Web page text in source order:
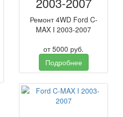
Ремонт 4WD Ford C-
MAX I 2003-2007
от5000 руб.
Подробнее